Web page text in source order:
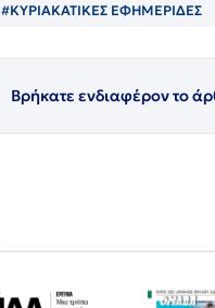
#ΚΥΡΙΑΚΑΤΙΚΕΣ ΕΦΗΜΕΡΙΔΕΣ
Βρήκατε ενδιαφέρον το